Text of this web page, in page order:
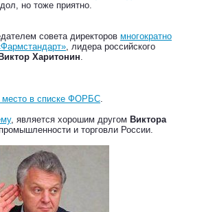
но тоже приятно.
совета директоров многократно
, лидера российского
Виктор Харитонин.
место в списке ФОРБС.
, является хорошим другом Виктора
и торговли России.